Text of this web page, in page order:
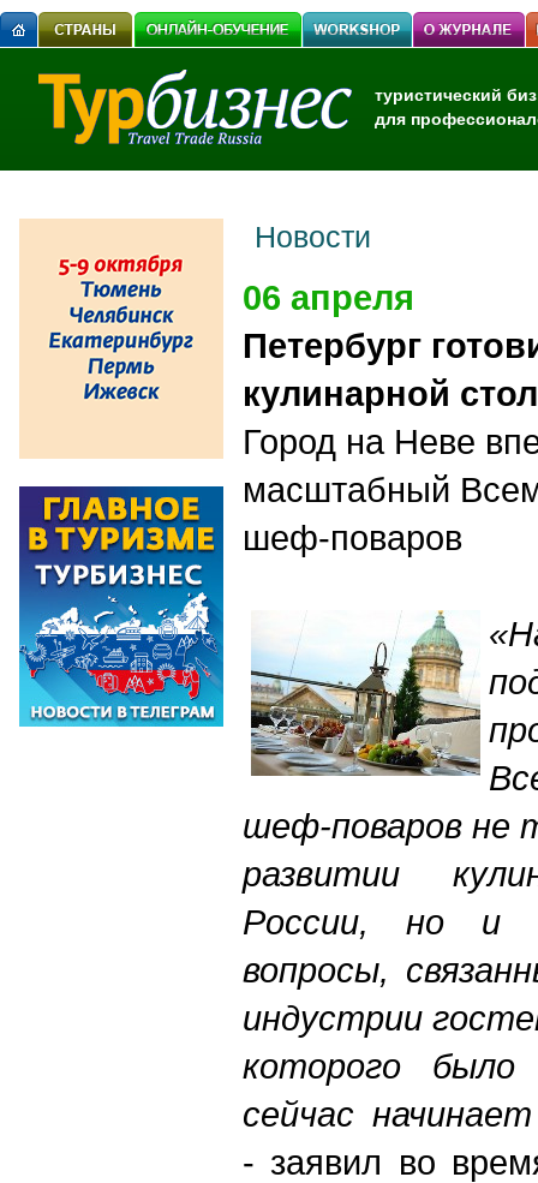
туристический
для
Новости
06 апреля
Петербург
кулинарной
Город на Неве
масштабный
шеф-поваров
шеф-поваров не
развитии
России, но и
вопросы,
индустрии
которого
сейчас
- заявил во